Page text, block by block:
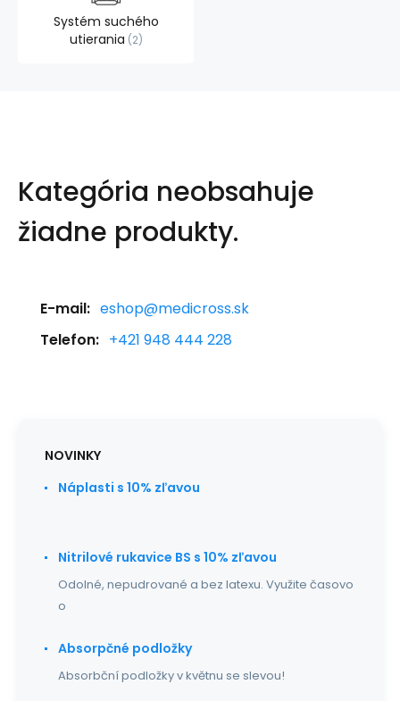
Systém suchého
utierania 2
Kategória neobsahuje
žiadne produkty.
E-mail: eshop@medicross.sk
Telefon: +421 948 444 228
NOVINKY
Náplasti s 10% zľavou
Nitrilové rukavice BS s 10% zľavou
Odolné, nepudrované a bez latexu. Využite časovo
o
Absorpčné podložky
Absorbční podložky v květnu se slevou!